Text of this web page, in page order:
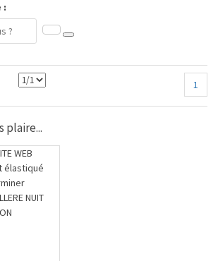
:
1
plaire...
WEB
élastiqué